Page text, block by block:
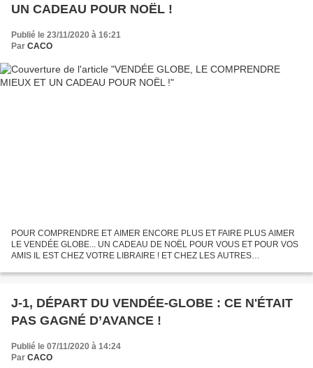
UN CADEAU POUR NOËL !
Publié le 23/11/2020 à 16:21
Par CACO
POUR COMPRENDRE ET AIMER ENCORE PLUS ET FAIRE PLUS AIMER
LE VENDÉE GLOBE... UN CADEAU DE NOËL POUR VOUS ET POUR VOS
AMIS IL EST CHEZ VOTRE LIBRAIRE ! ET CHEZ LES AUTRES
D'ACTUALITÉ
J-1, DÉPART DU VENDÉE-GLOBE : CE N'ÉTAIT
PAS GAGNÉ D’AVANCE !
Publié le 07/11/2020 à 14:24
Par CACO